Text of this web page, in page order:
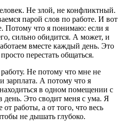
Не злой, не конфликтный.
парой слов по работе. И вот
Потому что я понимаю: если я
сильно обидится. А может, и
вместе каждый день. Это
перестать общаться.
Не потому что мне не
зарплата. А потому что я
в одном помещении с
день. Это сводит меня с ума. Я
работы, а от того, что весь
не дышать глубоко.